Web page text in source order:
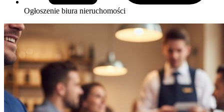
Ogłoszenie biura nieruchomości